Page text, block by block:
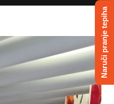
Naruči pranje tepiha